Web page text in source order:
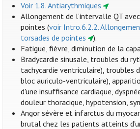
Voir 1.8. Antiarythmiques
Allongement de l’intervalle QT
pointes (voir Intro.6.2.2.
torsades de pointes
).
Fatigue, fièvre, diminution de la
Bradycardie sinusale, troubles du
tachycardie ventriculaire), troubles
bloc auriculo-ventriculaire),
d'une insuffisance cardiaque,
douleur thoracique, hypotension,
Angor sévère et infarctus du
brutal chez les patients atteints